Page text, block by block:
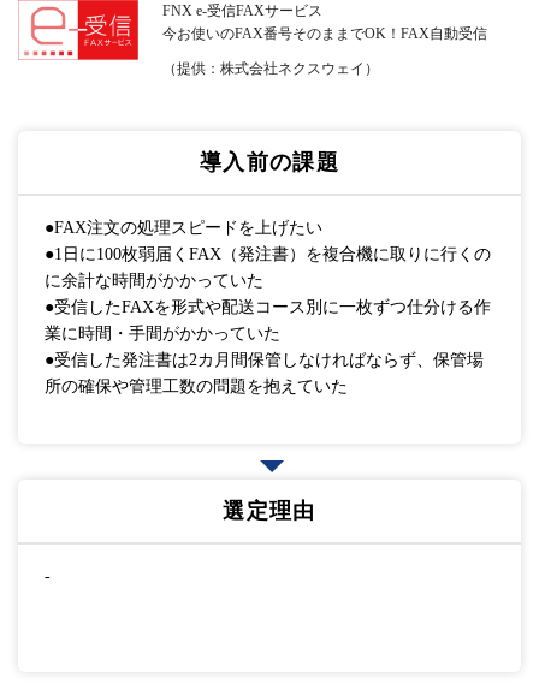
FNX e-受信FAXサービス
今お使いのFAX番号そのままでOK！FAX自動受信
（提供：株式会社ネクスウェイ）
導入前の課題
●FAX注文の処理スピードを上げたい
●1日に100枚弱届くFAX（発注書）を複合機に取りに行くの
に余計な時間がかかっていた
●受信したFAXを形式や配送コース別に一枚ずつ仕分ける作
業に時間・手間がかかっていた
●受信した発注書は2カ月間保管しなければならず、保管場
所の確保や管理工数の問題を抱えていた
選定理由
-